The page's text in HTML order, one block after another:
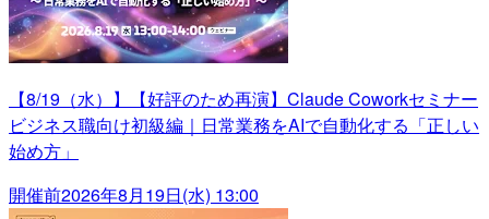
【8/19（水）】【好評のため再演】Claude Coworkセミナー
ビジネス職向け初級編｜日常業務をAIで自動化する「正しい
始め方」
開催前2026年8月19日(水) 13:00